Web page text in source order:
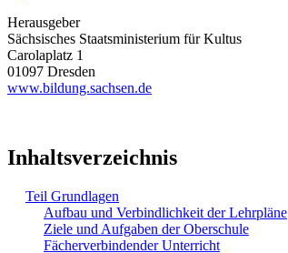
Herausgeber
Sächsisches Staatsministerium für Kultus
Carolaplatz 1
01097 Dresden
www.bildung.sachsen.de
Inhaltsverzeichnis
Teil Grundlagen
Aufbau und Verbindlichkeit der Lehrpläne
Ziele und Aufgaben der Oberschule
Fächerverbindender Unterricht